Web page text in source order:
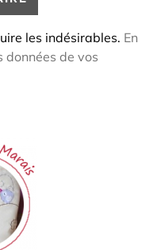
les indésirables. En
données de vos